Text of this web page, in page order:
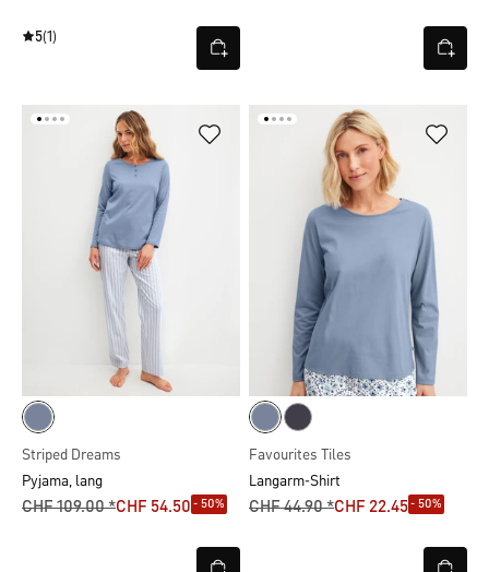
5(1)
Striped Dreams
Pyjama, lang
CHF 109.00 *CHF 54.50 - 50%
Favourites Tiles
Langarm-Shirt
CHF 44.90 *CHF 22.45- 50%